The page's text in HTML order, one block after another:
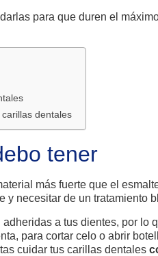
para que duren el
dentales
tener
más fuerte que el
y necesitar de un tratamiento
a tus dientes, por lo
para cortar celo o abrir
cuidar tus carillas dentales